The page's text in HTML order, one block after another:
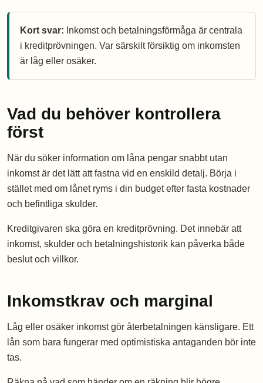
Kort svar: Inkomst och betalningsförmåga är centrala
i kreditprövningen. Var särskilt försiktig om inkomsten
är låg eller osäker.
Vad du behöver kontrollera
först
När du söker information om låna pengar snabbt utan
inkomst är det lätt att fastna vid en enskild detalj. Börja i
stället med om lånet ryms i din budget efter fasta kostnader
och befintliga skulder.
Kreditgivaren ska göra en kreditprövning. Det innebär att
inkomst, skulder och betalningshistorik kan påverka både
beslut och villkor.
Inkomstkrav och marginal
Låg eller osäker inkomst gör återbetalningen känsligare. Ett
lån som bara fungerar med optimistiska antaganden bör inte
tas.